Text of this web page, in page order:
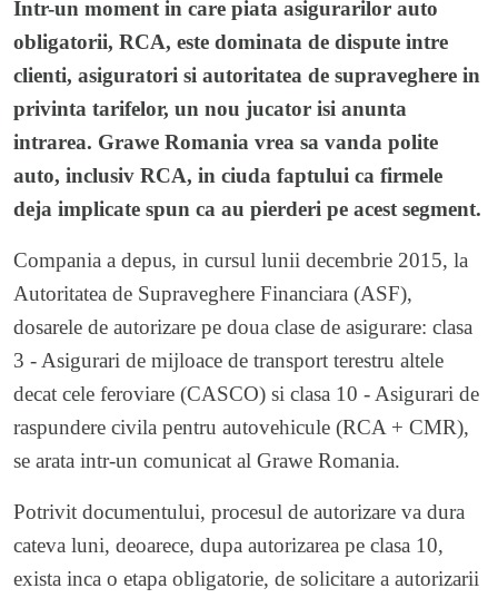
Intr-un moment in care piata asigurarilor auto
obligatorii, RCA, este dominata de dispute intre
clienti, asiguratori si autoritatea de supraveghere in
privinta tarifelor, un nou jucator isi anunta
intrarea. Grawe Romania vrea sa vanda polite
auto, inclusiv RCA, in ciuda faptului ca firmele
deja implicate spun ca au pierderi pe acest segment.
Compania a depus, in cursul lunii decembrie 2015, la
Autoritatea de Supraveghere Financiara (ASF),
dosarele de autorizare pe doua clase de asigurare: clasa
3 - Asigurari de mijloace de transport terestru altele
decat cele feroviare (CASCO) si clasa 10 - Asigurari de
raspundere civila pentru autovehicule (RCA + CMR),
se arata intr-un comunicat al Grawe Romania.
Potrivit documentului, procesul de autorizare va dura
cateva luni, deoarece, dupa autorizarea pe clasa 10,
exista inca o etapa obligatorie, de solicitare a autorizarii